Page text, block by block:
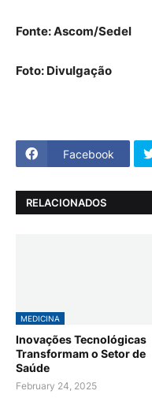
Fonte: Ascom/Sedel
Foto: Divulgação
Facebook
RELACIONADOS
MEDICINA
Inovações Tecnológicas
Transformam o Setor de
Saúde
February 24, 2025